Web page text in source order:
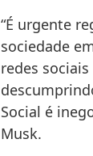
“É urgente
sociedade
redes
Social é
Musk.